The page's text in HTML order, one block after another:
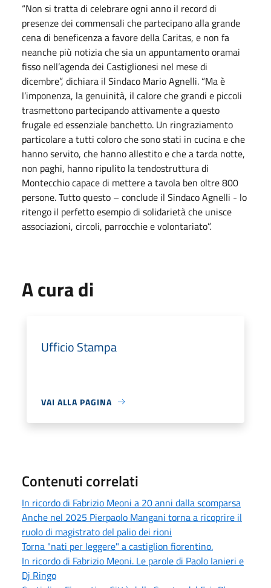
“Non si tratta di celebrare ogni anno il record di
presenze dei commensali che partecipano alla grande
cena di beneficenza a favore della Caritas, e non fa
neanche più notizia che sia un appuntamento oramai
fisso nell’agenda dei Castiglionesi nel mese di
dicembre”, dichiara il Sindaco Mario Agnelli. “Ma è
l’imponenza, la genuinità, il calore che grandi e piccoli
trasmettono partecipando attivamente a questo
frugale ed essenziale banchetto. Un ringraziamento
particolare a tutti coloro che sono stati in cucina e che
hanno servito, che hanno allestito e che a tarda notte,
non paghi, hanno ripulito la tendostruttura di
Montecchio capace di mettere a tavola ben oltre 800
persone. Tutto questo – conclude il Sindaco Agnelli - lo
ritengo il perfetto esempio di solidarietà che unisce
associazioni, circoli, parrocchie e volontariato”.
A cura di
Ufficio Stampa
VAI ALLA PAGINA
Contenuti correlati
In ricordo di Fabrizio Meoni a 20 anni dalla scomparsa
Anche nel 2025 Pierpaolo Mangani torna a ricoprire il
ruolo di magistrato del palio dei rioni
Torna "nati per leggere" a castiglion fiorentino.
In ricordo di Fabrizio Meoni. Le parole di Paolo Ianieri e
Dj Ringo